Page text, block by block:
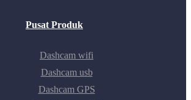
Pusat Produk
Dashcam wifi
Dashcam usb
Dashcam GPS